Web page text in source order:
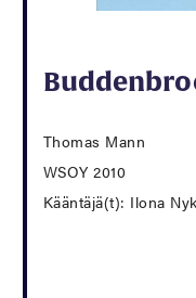
Thomas Mann
WSOY 2010
Kääntäjä(t): Ilona